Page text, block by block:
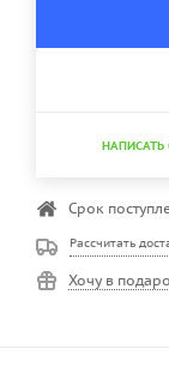
Срок
Рассчитать
Хочу в